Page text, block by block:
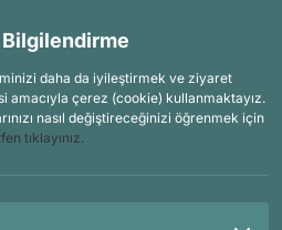
daha da iyileştirmek ve ziyaret
amacıyla çerez (cookie) kullanmaktayız.
nasıl değiştireceğinizi öğrenmek için
tıklayınız.